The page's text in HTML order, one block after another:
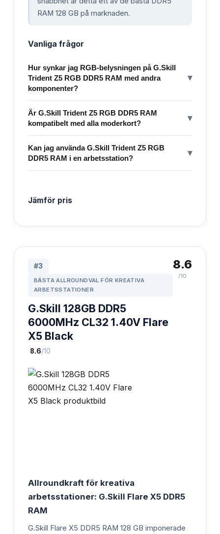
RAM 128 GB på marknaden.
Vanliga frågor
Hur synkar jag RGB-belysningen på G.Skill
Trident Z5 RGB DDR5 RAM med andra
komponenter?
▾
Är G.Skill Trident Z5 RGB DDR5 RAM
kompatibelt med alla moderkort?
▾
Kan jag använda G.Skill Trident Z5 RGB
DDR5 RAM i en arbetsstation?
▾
Jämför pris
#3
BÄSTA ALLROUNDVAL FÖR KREATIVA
ARBETSSTATIONER
G.Skill 128GB DDR5
6000MHz CL32 1.40V Flare
X5 Black
·8.6/10
8.6
/10
Allroundkraft för kreativa
arbetsstationer: G.Skill Flare X5 DDR5
RAM
G.Skill Flare X5 DDR5 RAM 128 GB imponerade